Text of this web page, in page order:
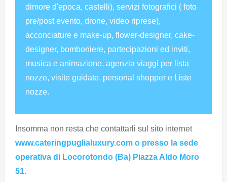
dimore d'epoca, castelli), servizi fotografici ( foto
pre/post evento, drone, video riprese),
acconciature e make-up, flower-designer, cake-
designer, bomboniere, partecipazioni ed inviti,
musica e animazione, agenzia viaggi per lista
nozze, visite guidate, personal shopper e Liste
nozze.
Insomma non resta che contattarli sul sito internet
www.cateringpuglialuxury.com o presso la sede
operativa di Locorotondo (Ba) Piazza Aldo Moro
51.